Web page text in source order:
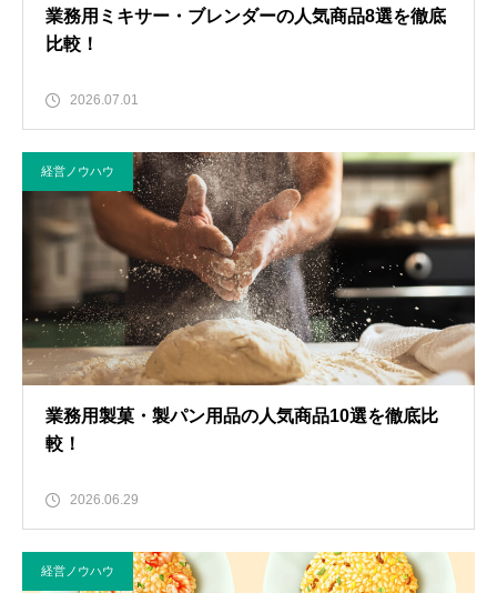
業務用ミキサー・ブレンダーの人気商品8選を徹底
比較！
2026.07.01
経営ノウハウ
業務用製菓・製パン用品の人気商品10選を徹底比
較！
2026.06.29
経営ノウハウ